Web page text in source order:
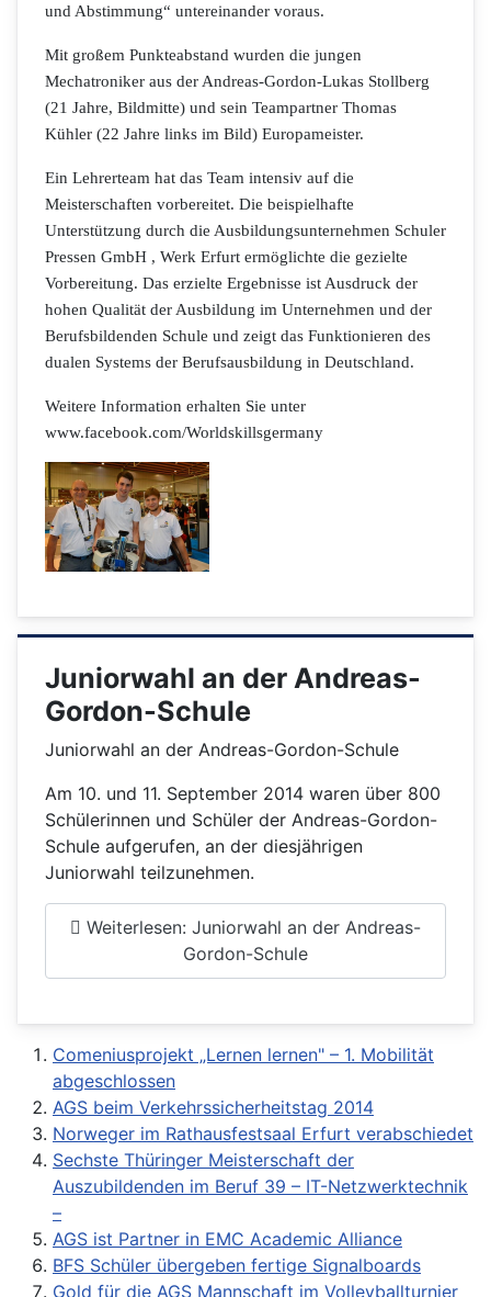
und Abstimmung“ untereinander voraus.
Mit großem Punkteabstand wurden die jungen
Mechatroniker aus der Andreas-Gordon-Lukas Stollberg
(21 Jahre, Bildmitte) und sein Teampartner Thomas
Kühler (22 Jahre links im Bild) Europameister.
Ein Lehrerteam hat das Team intensiv auf die
Meisterschaften vorbereitet. Die beispielhafte
Unterstützung durch die Ausbildungsunternehmen Schuler
Pressen GmbH , Werk Erfurt ermöglichte die gezielte
Vorbereitung. Das erzielte Ergebnisse ist Ausdruck der
hohen Qualität der Ausbildung im Unternehmen und der
Berufsbildenden Schule und zeigt das Funktionieren des
dualen Systems der Berufsausbildung in Deutschland.
Weitere Information erhalten Sie unter
www.facebook.com/Worldskillsgermany
Juniorwahl an der Andreas-
Gordon-Schule
Juniorwahl an der Andreas-Gordon-Schule
Am 10. und 11. September 2014 waren über 800
Schülerinnen und Schüler der Andreas-Gordon-
Schule aufgerufen, an der diesjährigen
Juniorwahl teilzunehmen.
Weiterlesen: Juniorwahl an der Andreas-
Gordon-Schule
Comeniusprojekt „Lernen lernen" – 1. Mobilität
abgeschlossen
AGS beim Verkehrssicherheitstag 2014
Norweger im Rathausfestsaal Erfurt verabschiedet
Sechste Thüringer Meisterschaft der
Auszubildenden im Beruf 39 – IT-Netzwerktechnik
–
AGS ist Partner in EMC Academic Alliance
BFS Schüler übergeben fertige Signalboards
Gold für die AGS Mannschaft im Volleyballturnier